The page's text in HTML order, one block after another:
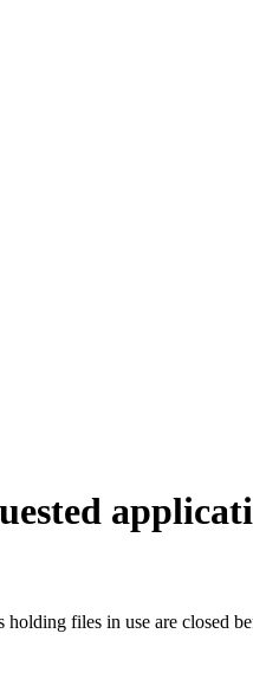
holding files in use are closed